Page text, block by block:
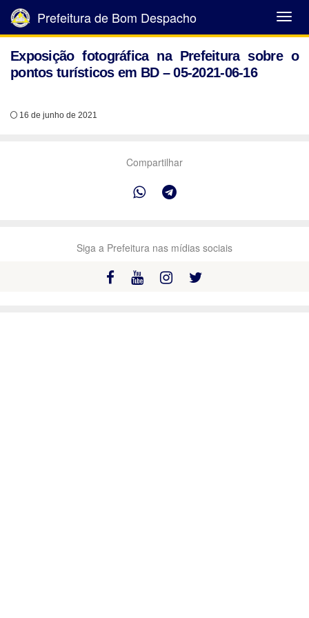
Abrir
Menu
Prefeitura de Bom Despacho
Exposição fotográfica na Prefeitura sobre o
pontos turísticos em BD – 05-2021-06-16
16 de junho de 2021
Compartilhar
Siga a Prefeitura nas mídias sociais